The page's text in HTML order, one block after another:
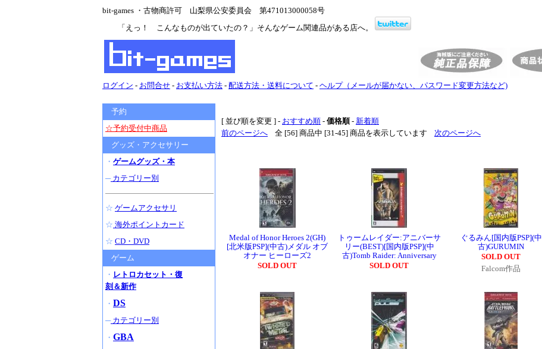
bit-games ・古物商許可 山梨県公安委員会 第471013000058号
「えっ！ こんなものが出ていたの？」そんなゲーム関連品がある店へ。
ログイン - お問合せ - お支払い方法 - 配送方法・送料について - ヘルプ（メールが届かない、パスワード変更方法など)
[ 並び順を変更 ] - おすすめ順 - 価格順- 新着順
前のページへ 全 [56] 商品中 [31-45] 商品を表示しています 次のページへ
Medal of Honor Heroes 2(GH)
[北米版PSP](中古)メダル オブ
オナー ヒーローズ2
SOLD OUT
トゥームレイダー:アニバーサ
リー(BEST)[国内版PSP](中
古)Tomb Raider: Anniversary
SOLD OUT
ぐるみん[国内版PSP](中
古)GURUMIN
SOLD OUT
Falcom作品
予約
☆予約受付中商品
グッズ・アクセサリー
・ ゲームグッズ・本
─カテゴリー別
☆ ゲームアクセサリ
☆ 海外ポイントカード
☆ CD・DVD
ゲーム
・ レトロカセット・復
刻＆新作
・ DS
─カテゴリー別
・ GBA